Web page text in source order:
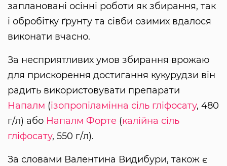
заплановані осінні роботи як збирання, так
і обробітку ґрунту та сівби озимих вдалося
виконати вчасно.
За несприятливих умов збирання врожаю
для прискорення достигання кукурудзи він
радить використовувати препарати
Напалм (ізопропіламінна сіль гліфосату, 480
г/л) або Напалм Форте (калійна сіль
гліфосату, 550 г/л).
За словами Валентина Видибури, також є